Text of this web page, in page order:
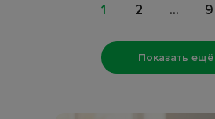
1 2 ... 9
Показать ещё